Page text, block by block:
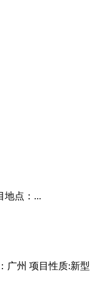
地点：...
广州 项目性质:新型